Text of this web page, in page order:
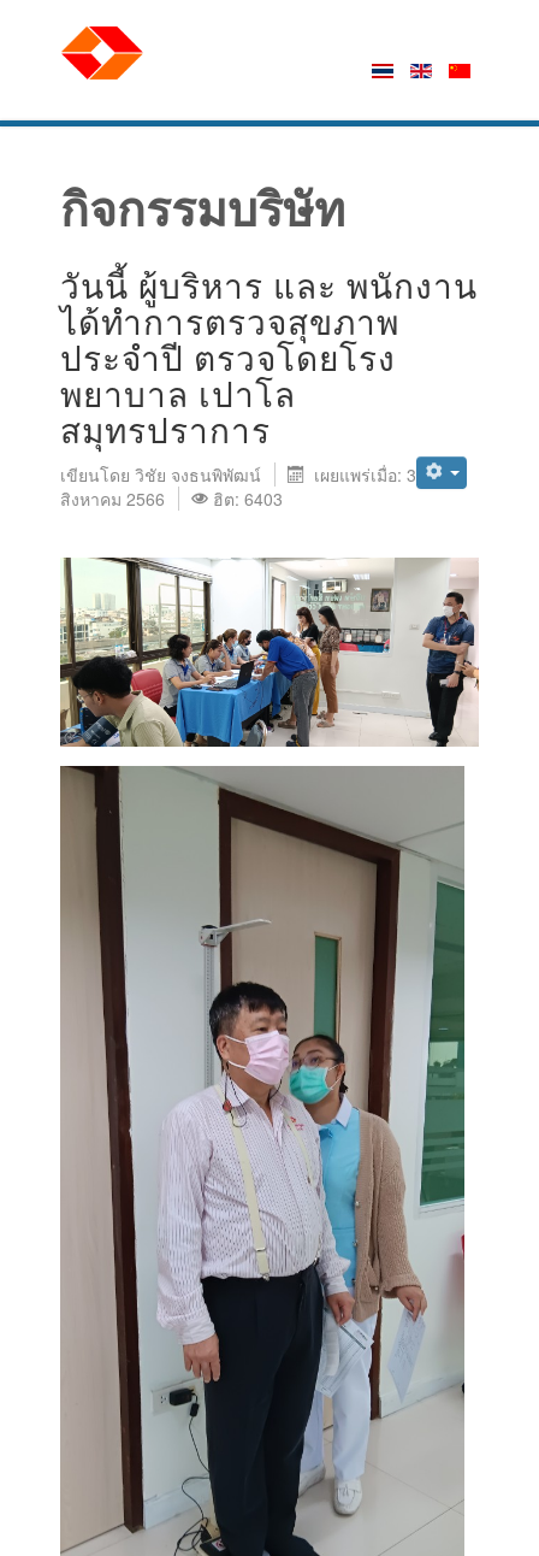
กิจกรรมบริษัท
วันนี้ ผู้บริหาร และ พนักงาน
ได้ทำการตรวจสุขภาพ
ประจำปี ตรวจโดยโรง
พยาบาล เปาโล
สมุทรปราการ
เขียนโดย วิชัย จงธนพิพัฒน์
เผยแพร่เมื่อ: 31
สิงหาคม 2566
ฮิต: 6403